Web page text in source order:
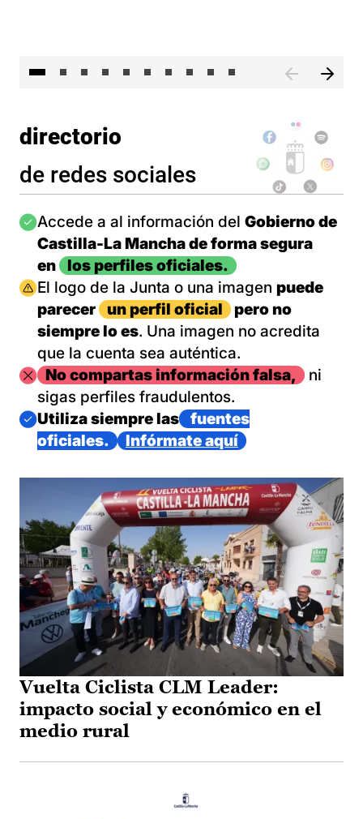
directorio
de redes sociales
Imagen
Accede a al información del Gobierno de
Castilla-La Mancha de forma segura
en
los perfiles oficiales.
Imagen
El logo de la Junta o una imagen puede
parecer
un perfil oficial
pero no
siempre lo es. Una imagen no acredita
que la cuenta sea auténtica.
ImagenNo compartas información falsa,
ni
sigas perfiles fraudulentos.
Imagen
Utiliza siempre las
fuentes
oficiales.
Infórmate aquí
Vuelta Ciclista CLM Leader:
impacto social y económico en el
medio rural